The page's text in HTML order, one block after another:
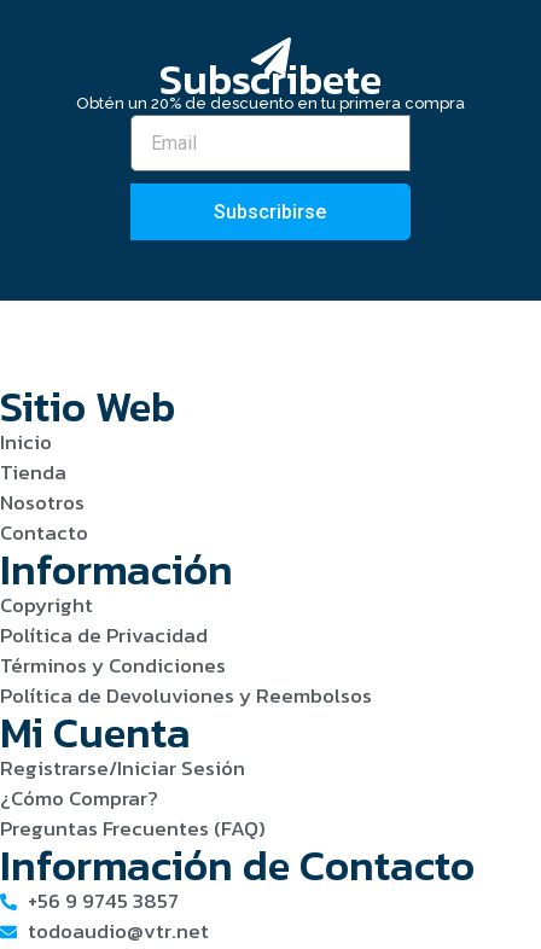
Subscribete
Obtén un 20% de descuento en tu primera compra
Subscribirse
Sitio Web
Inicio
Tienda
Nosotros
Contacto
Información
Copyright
Política de Privacidad
Términos y Condiciones
Política de Devoluviones y Reembolsos
Mi Cuenta
Registrarse/Iniciar Sesión
¿Cómo Comprar?
Preguntas Frecuentes (FAQ)
Información de Contacto
+56 9 9745 3857
todoaudio@vtr.net